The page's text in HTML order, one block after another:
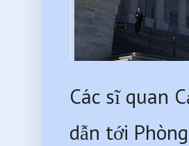
Các sĩ quan
dẫn tới